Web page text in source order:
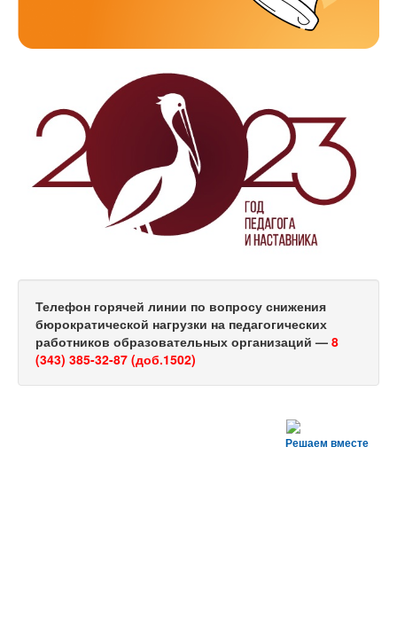
Телефон горячей линии по вопросу снижения
бюрократической нагрузки на педагогических
работников образовательных организаций — 8
(343) 385-32-87 (доб.1502)
Решаем вместе